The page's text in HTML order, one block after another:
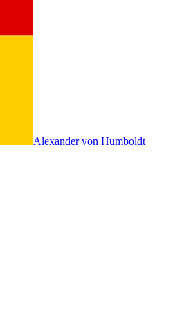
Alexander von Humboldt